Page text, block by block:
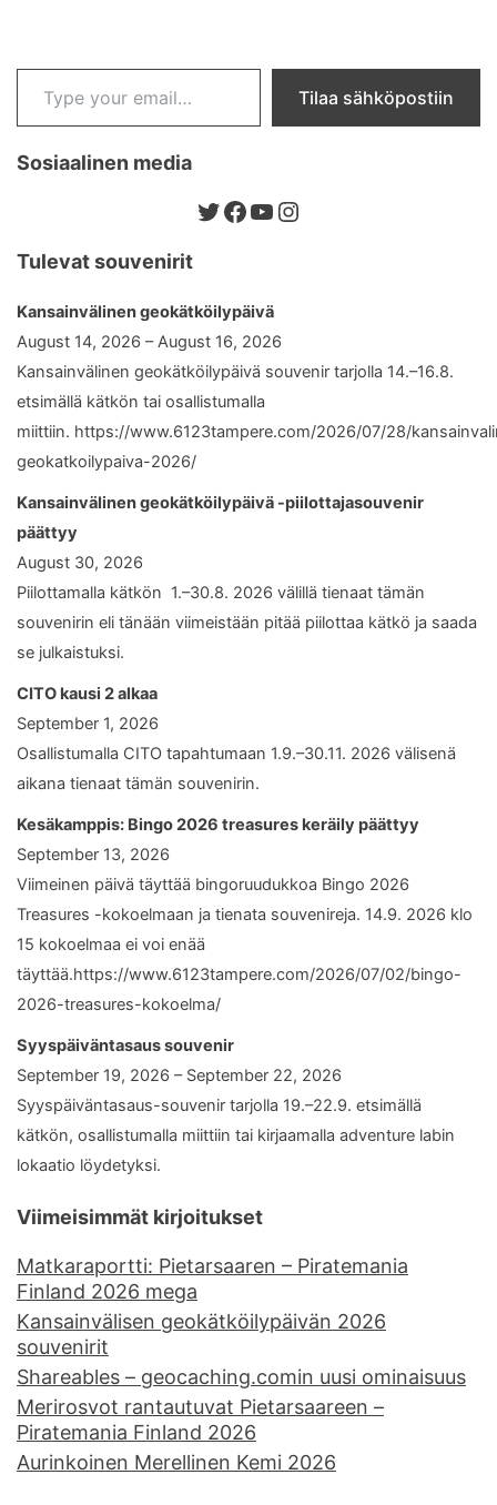
Type your email…
Tilaa sähköpostiin
Sosiaalinen media
Twitter
Facebook
YouTube
Instagram
Tulevat souvenirit
Kansainvälinen geokätköilypäivä
August 14, 2026 – August 16, 2026
Kansainvälinen geokätköilypäivä souvenir tarjolla 14.–16.8.
etsimällä kätkön tai osallistumalla
miittiin. https://www.6123tampere.com/2026/07/28/
geokatkoilypaiva-2026/
Kansainvälinen geokätköilypäivä -piilottajasouvenir
päättyy
August 30, 2026
Piilottamalla kätkön 1.–30.8. 2026 välillä tienaat tämän
souvenirin eli tänään viimeistään pitää piilottaa kätkö ja saada
se julkaistuksi.
CITO kausi 2 alkaa
September 1, 2026
Osallistumalla CITO tapahtumaan 1.9.–30.11. 2026 välisenä
aikana tienaat tämän souvenirin.
Kesäkamppis: Bingo 2026 treasures keräily päättyy
September 13, 2026
Viimeinen päivä täyttää bingoruudukkoa Bingo 2026
Treasures -kokoelmaan ja tienata souvenireja. 14.9. 2026 klo
15 kokoelmaa ei voi enää
täyttää.https://www.6123tampere.com/2026/07/02/bingo-
2026-treasures-kokoelma/
Syyspäiväntasaus souvenir
September 19, 2026 – September 22, 2026
Syyspäiväntasaus-souvenir tarjolla 19.–22.9. etsimällä
kätkön, osallistumalla miittiin tai kirjaamalla adventure labin
lokaatio löydetyksi.
Viimeisimmät kirjoitukset
Matkaraportti: Pietarsaaren – Piratemania
Finland 2026 mega
Kansainvälisen geokätköilypäivän 2026
souvenirit
Shareables – geocaching.comin uusi ominaisuus
Merirosvot rantautuvat Pietarsaareen –
Piratemania Finland 2026
Aurinkoinen Merellinen Kemi 2026